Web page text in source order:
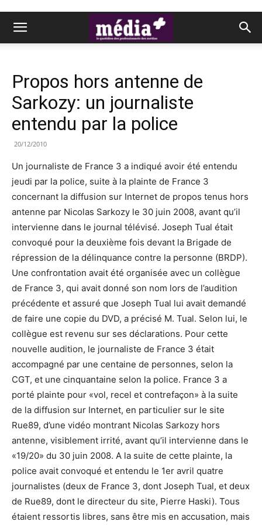
Propos hors antenne de
Sarkozy: un journaliste
entendu par la police
20/12/2010
Un journaliste de France 3 a indiqué avoir été entendu
jeudi par la police, suite à la plainte de France 3
concernant la diffusion sur Internet de propos tenus hors
antenne par Nicolas Sarkozy le 30 juin 2008, avant qu’il
intervienne dans le journal télévisé. Joseph Tual était
convoqué pour la deuxième fois devant la Brigade de
répression de la délinquance contre la personne (BRDP).
Une confrontation avait été organisée avec un collègue
de France 3, qui avait donné son nom lors de l’audition
précédente et assuré que Joseph Tual lui avait demandé
de faire une copie du DVD, a précisé M. Tual. Selon lui, le
collègue est revenu sur ses déclarations. Pour cette
nouvelle audition, le journaliste de France 3 était
accompagné par une centaine de personnes, selon la
CGT, et une cinquantaine selon la police. France 3 a
porté plainte pour «vol, recel et contrefaçon» à la suite
de la diffusion sur Internet, en particulier sur le site
Rue89, d’une vidéo montrant Nicolas Sarkozy hors
antenne, visiblement irrité, avant qu’il intervienne dans le
«19/20» du 30 juin 2008. A la suite de cette plainte, la
police avait convoqué et entendu le 1er avril quatre
journalistes (deux de France 3, dont Joseph Tual, et deux
de Rue89, dont le directeur du site, Pierre Haski). Tous
étaient ressortis libres, sans être mis en accusation, mais